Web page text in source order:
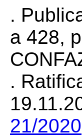
.
a 428,
.
21/2020